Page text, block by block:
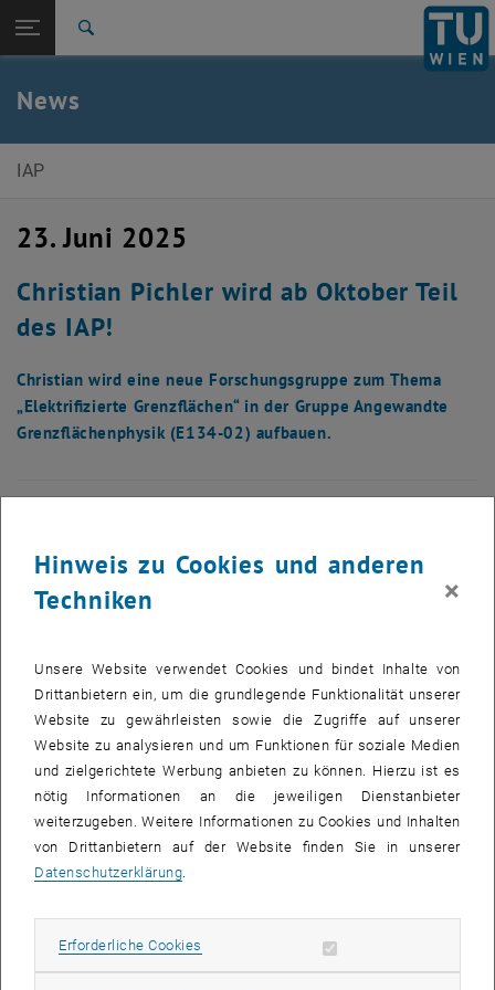
TU Login
Quicklinks
Quicklinks-Menü umschalten
Studium
Zur 1. Menü Ebene
Institut für Angewandte Physik
Meldung
News
IAP
23. Juni 2025
Christian Pichler wird ab Oktober Teil
des IAP!
Christian wird eine neue Forschungsgruppe zum Thema
„Elektrifizierte Grenzflächen“ in der Gruppe Angewandte
Grenzflächenphysik (E134-02) aufbauen.
© C. Pichler | IAP
Die Abbildung zeigt ein Verfahrensschema für die
elektrochemische Doppelschicht auf katalytischen Oberflächen und
den Einfluss…
Hinweis zu Cookies und anderen
Techniken
×
Unsere Website verwendet Cookies und bindet Inhalte von
Drittanbietern ein, um die grundlegende Funktionalität unserer
Website zu gewährleisten sowie die Zugriffe auf unserer
Website zu analysieren und um Funktionen für soziale Medien
und zielgerichtete Werbung anbieten zu können. Hierzu ist es
nötig Informationen an die jeweiligen Dienstanbieter
weiterzugeben. Weitere Informationen zu Cookies und Inhalten
von Drittanbietern auf der Website finden Sie in unserer
Datenschutzerklärung
Erforderliche Cookies Erforderliche Cookies zulassen